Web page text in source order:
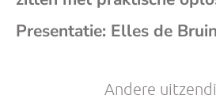
Presentatie: Elles de Bruin
Andere